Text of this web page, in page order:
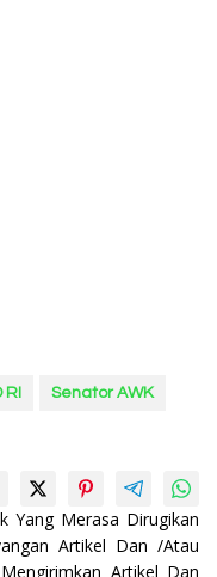
RI Senator AWK
Yang Merasa Dirugikan
Artikel Dan /Atau
Artikel Dan